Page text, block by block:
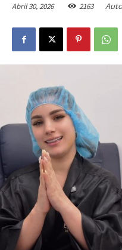
Abril 30, 2026 2163